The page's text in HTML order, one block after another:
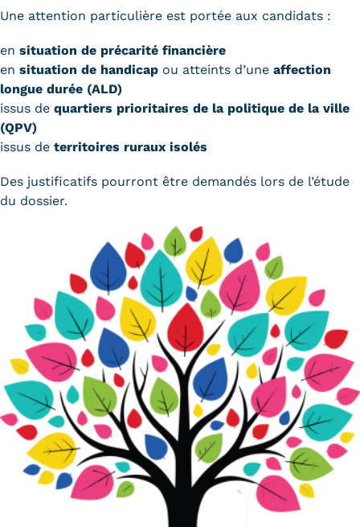
Une attention particulière est portée aux candidats :
en situation de précarité financière
en situation de handicap ou atteints d’une affection
longue durée (ALD)
issus de quartiers prioritaires de la politique de la ville
(QPV)
issus de territoires ruraux isolés
Des justificatifs pourront être demandés lors de l’étude
du dossier.